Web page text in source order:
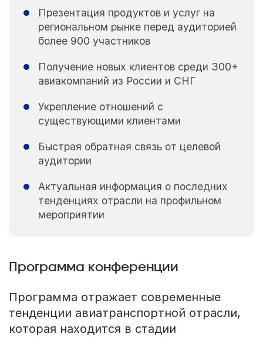
Презентация продуктов и услуг на
региональном рынке перед аудиторией
более 900 участников
Получение новых клиентов среди 300+
авиакомпаний из России и СНГ
Укрепление отношений с
существующими клиентами
Быстрая обратная связь от целевой
аудитории
Актуальная информация о последних
тенденциях отрасли на профильном
мероприятии
Программа конференции
Программа отражает современные
тенденции авиатранспортной отрасли,
которая находится в стадии